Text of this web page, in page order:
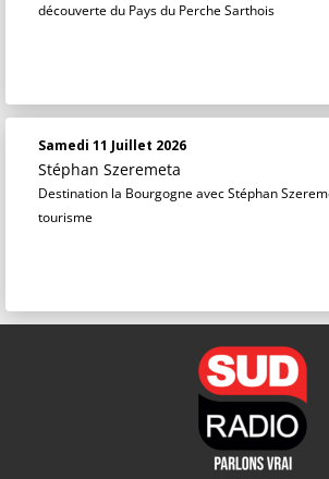
découverte du Pays du Perche Sarthois
Samedi 11 Juillet 2026
Stéphan Szeremeta
Destination la Bourgogne avec Stéphan
tourisme